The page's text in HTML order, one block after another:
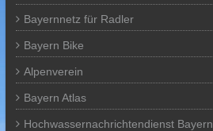
Bayernnetz für Radler
Bayern Bike
Alpenverein
Bayern Atlas
Hochwassernachrichtendienst Bayern